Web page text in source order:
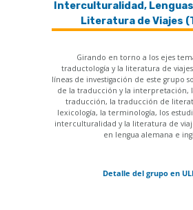
Interculturalidad,
Literatura de Viajes
Girando en torno a los ejes
traductología y la literatura de
líneas de investigación de este grupo
de la traducción y la interpretación,
traducción, la traducción de
lexicología, la terminología, los
interculturalidad y la literatura de
en lengua alemana e
Detalle del grupo en